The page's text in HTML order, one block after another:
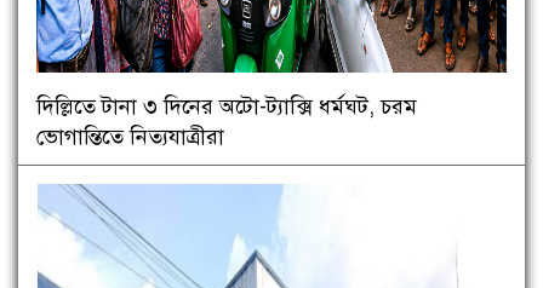
দিল্লিতে টানা ৩ দিনের অটো-ট্যাক্সি ধর্মঘট, চরম
ভোগান্তিতে নিত্যযাত্রীরা